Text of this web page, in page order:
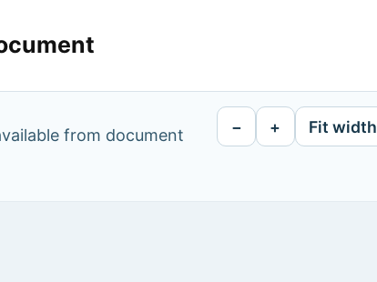
from document
− + Fit width